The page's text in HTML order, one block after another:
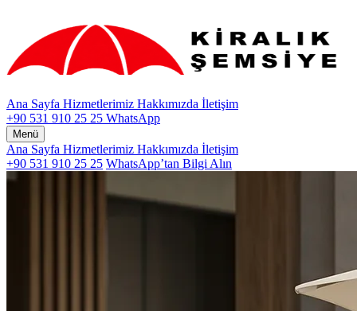
Ana Sayfa Hizmetlerimiz Hakkımızda İletişim
+90 531 910 25 25 WhatsApp
Menü
Ana Sayfa Hizmetlerimiz Hakkımızda İletişim
+90 531 910 25 25 WhatsApp’tan Bilgi Alın